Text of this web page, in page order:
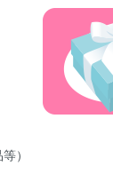
）